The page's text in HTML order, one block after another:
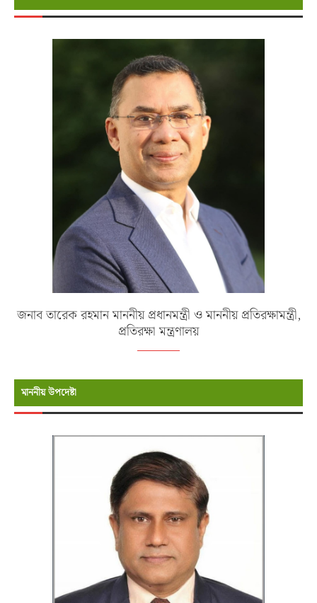
জনাব তারেক রহমান মাননীয় প্রধানমন্ত্রী ও মাননীয় প্রতিরক্ষামন্ত্রী,
প্রতিরক্ষা মন্ত্রণালয়
মাননীয় উপদেষ্টা